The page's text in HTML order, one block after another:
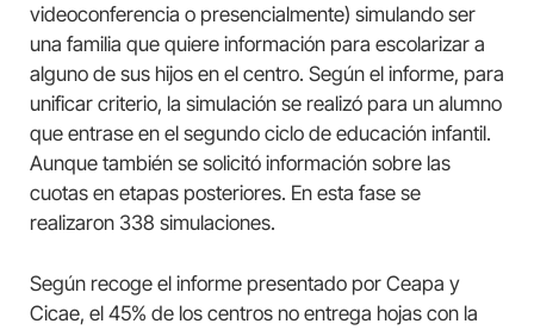
videoconferencia o presencialmente) simulando ser
una familia que quiere información para escolarizar a
alguno de sus hijos en el centro. Según el informe, para
unificar criterio, la simulación se realizó para un alumno
que entrase en el segundo ciclo de educación infantil.
Aunque también se solicitó información sobre las
cuotas en etapas posteriores. En esta fase se
realizaron 338 simulaciones.
Según recoge el informe presentado por Ceapa y
Cicae, el 45% de los centros no entrega hojas con la